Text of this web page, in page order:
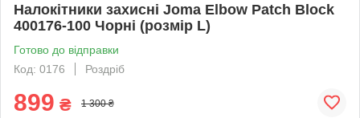
Налокітники захисні Joma Elbow Patch Block
400176-100 Чорні (розмір L)
Готово до відправки
Код: 0176
Роздріб
899 ₴ 1 300 ₴